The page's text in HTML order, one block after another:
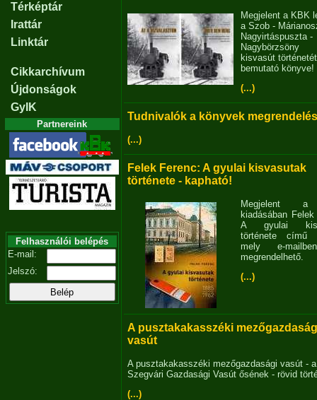
Térképtár
Irattár
Linktár
Cikkarchívum
Újdonságok
GyIK
Partnereink
Felhasználói belépés
E-mail:
Jelszó:
Megjelent a KBK
a Szob -
Nagyirtáspuszta -
Nagybörzsöny
kisvasút történetét
bemutató könyve!
(...)
Tudnivalók a könyvek
(...)
Felek Ferenc: A gyulai kisvasutak
története - kapható!
Megjelent
kiadásában
A gyulai
története című
mely e-
megrendelhető.
(...)
A pusztakakasszéki
vasút
A pusztakakasszéki mezőgazdasági vasút - a
Szegvári Gazdasági Vasút ősének - rövid
(...)